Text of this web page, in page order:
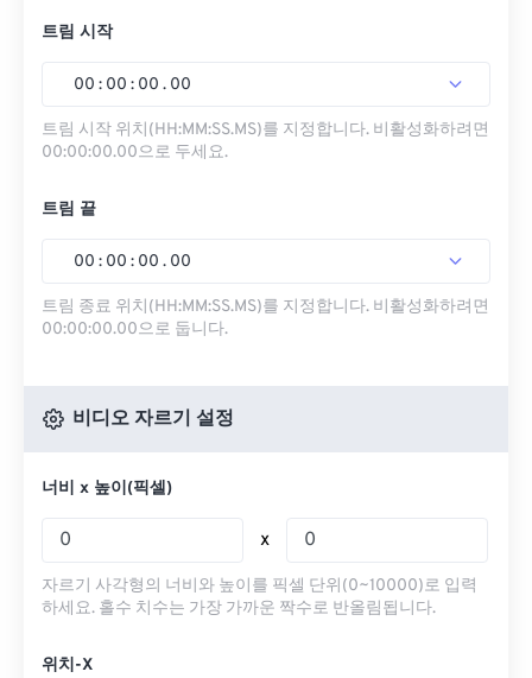
트림 시작
00 : 00 : 00 . 00
트림 시작 위치(HH:MM:SS.MS)를 지정합니다. 비활성화하려면
00:00:00.00으로 두세요.
트림 끝
00 : 00 : 00 . 00
트림 종료 위치(HH:MM:SS.MS)를 지정합니다. 비활성화하려면
00:00:00.00으로 둡니다.
비디오 자르기 설정
너비 x 높이(픽셀)
x
자르기 사각형의 너비와 높이를 픽셀 단위(0~10000)로 입력
하세요. 홀수 치수는 가장 가까운 짝수로 반올림됩니다.
위치-X